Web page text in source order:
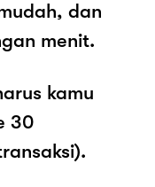
dan
menit.
kamu
30